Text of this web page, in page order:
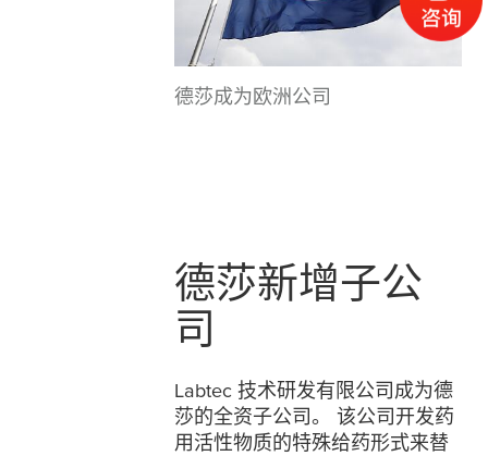
德莎成为欧洲公司
德莎新增子公
司
Labtec 技术研发有限公司成为德
莎的全资子公司。 该公司开发药
用活性物质的特殊给药形式来替